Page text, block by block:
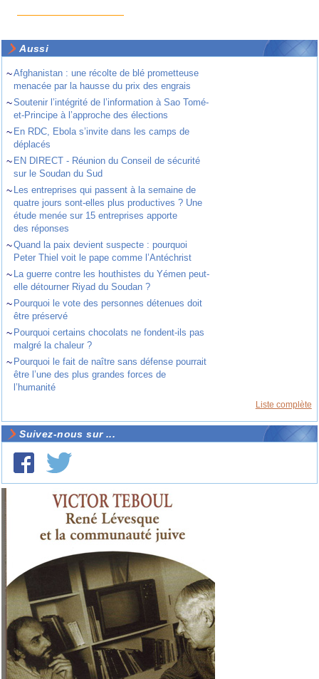
Aussi
~Afghanistan : une récolte de blé prometteuse
menacée par la hausse du prix des engrais
~Soutenir l’intégrité de l’information à Sao Tomé-
et-Principe à l’approche des élections
~ En RDC, Ebola s’invite dans les camps de
déplacés
~ EN DIRECT - Réunion du Conseil de sécurité
sur le Soudan du Sud
~ Les entreprises qui passent à la semaine de
quatre jours sont-elles plus productives ? Une
étude menée sur 15 entreprises apporte
des réponses
~Quand la paix devient suspecte : pourquoi
Peter Thiel voit le pape comme l’Antéchrist
~ La guerre contre les houthistes du Yémen peut-
elle détourner Riyad du Soudan ?
~ Pourquoi le vote des personnes détenues doit
être préservé
~ Pourquoi certains chocolats ne fondent-ils pas
malgré la chaleur ?
~ Pourquoi le fait de naître sans défense pourrait
être l’une des plus grandes forces de
l’humanité
Liste complète
Suivez-nous sur ...